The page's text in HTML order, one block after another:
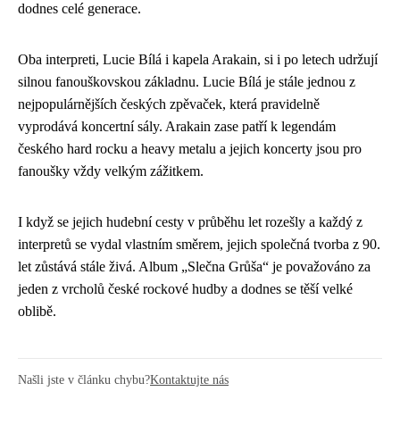
dodnes celé generace.
Oba interpreti, Lucie Bílá i kapela Arakain, si i po letech udržují
silnou fanouškovskou základnu. Lucie Bílá je stále jednou z
nejpopulárnějších českých zpěvaček, která pravidelně
vyprodává koncertní sály. Arakain zase patří k legendám
českého hard rocku a heavy metalu a jejich koncerty jsou pro
fanoušky vždy velkým zážitkem.
I když se jejich hudební cesty v průběhu let rozešly a každý z
interpretů se vydal vlastním směrem, jejich společná tvorba z 90.
let zůstává stále živá. Album „Slečna Grůša“ je považováno za
jeden z vrcholů české rockové hudby a dodnes se těší velké
oblibě.
Našli jste v článku chybu?Kontaktujte nás